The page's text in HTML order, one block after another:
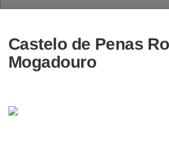
Castelo de Penas
Mogadouro